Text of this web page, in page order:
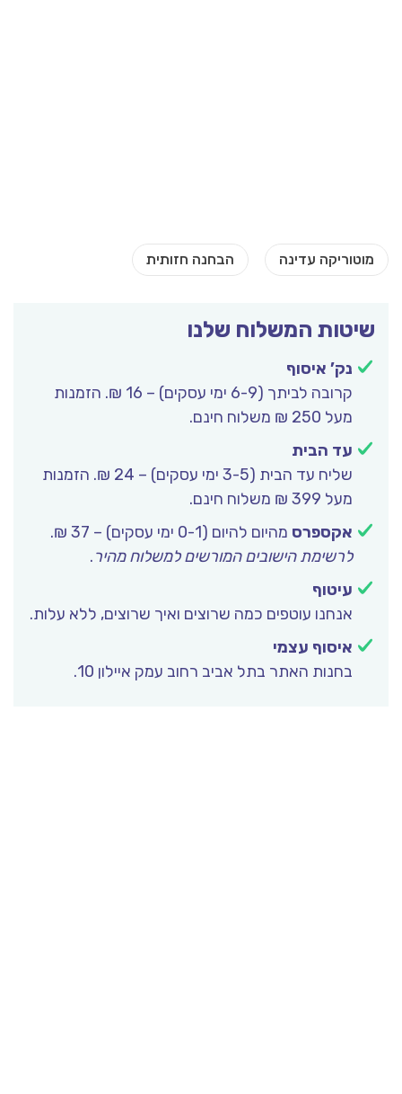
שיטות המשלוח שלנו
נק’ איסוף
קרובה לביתך (6-9 ימי עסקים) – 16 ₪. הזמנות
מעל 250 ₪ משלוח חינם.
עד הבית
שליח עד הבית (3-5 ימי עסקים) – 24 ₪. הזמנות
מעל 399 ₪ משלוח חינם.
אקספרס מהיום להיום (0-1 ימי עסקים) – 37 ₪.
לרשימת הישובים המורשים למשלוח מהיר.
עיטוף
אנחנו עוטפים כמה שרוצים ואיך שרוצים, ללא עלות.
איסוף עצמי
בחנות האתר בתל אביב רחוב עמק איילון 10.